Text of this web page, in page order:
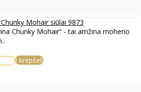
Mohair siūlai 9873
Chunky Mohair“ - tai amžina moherio
Į krepšelį